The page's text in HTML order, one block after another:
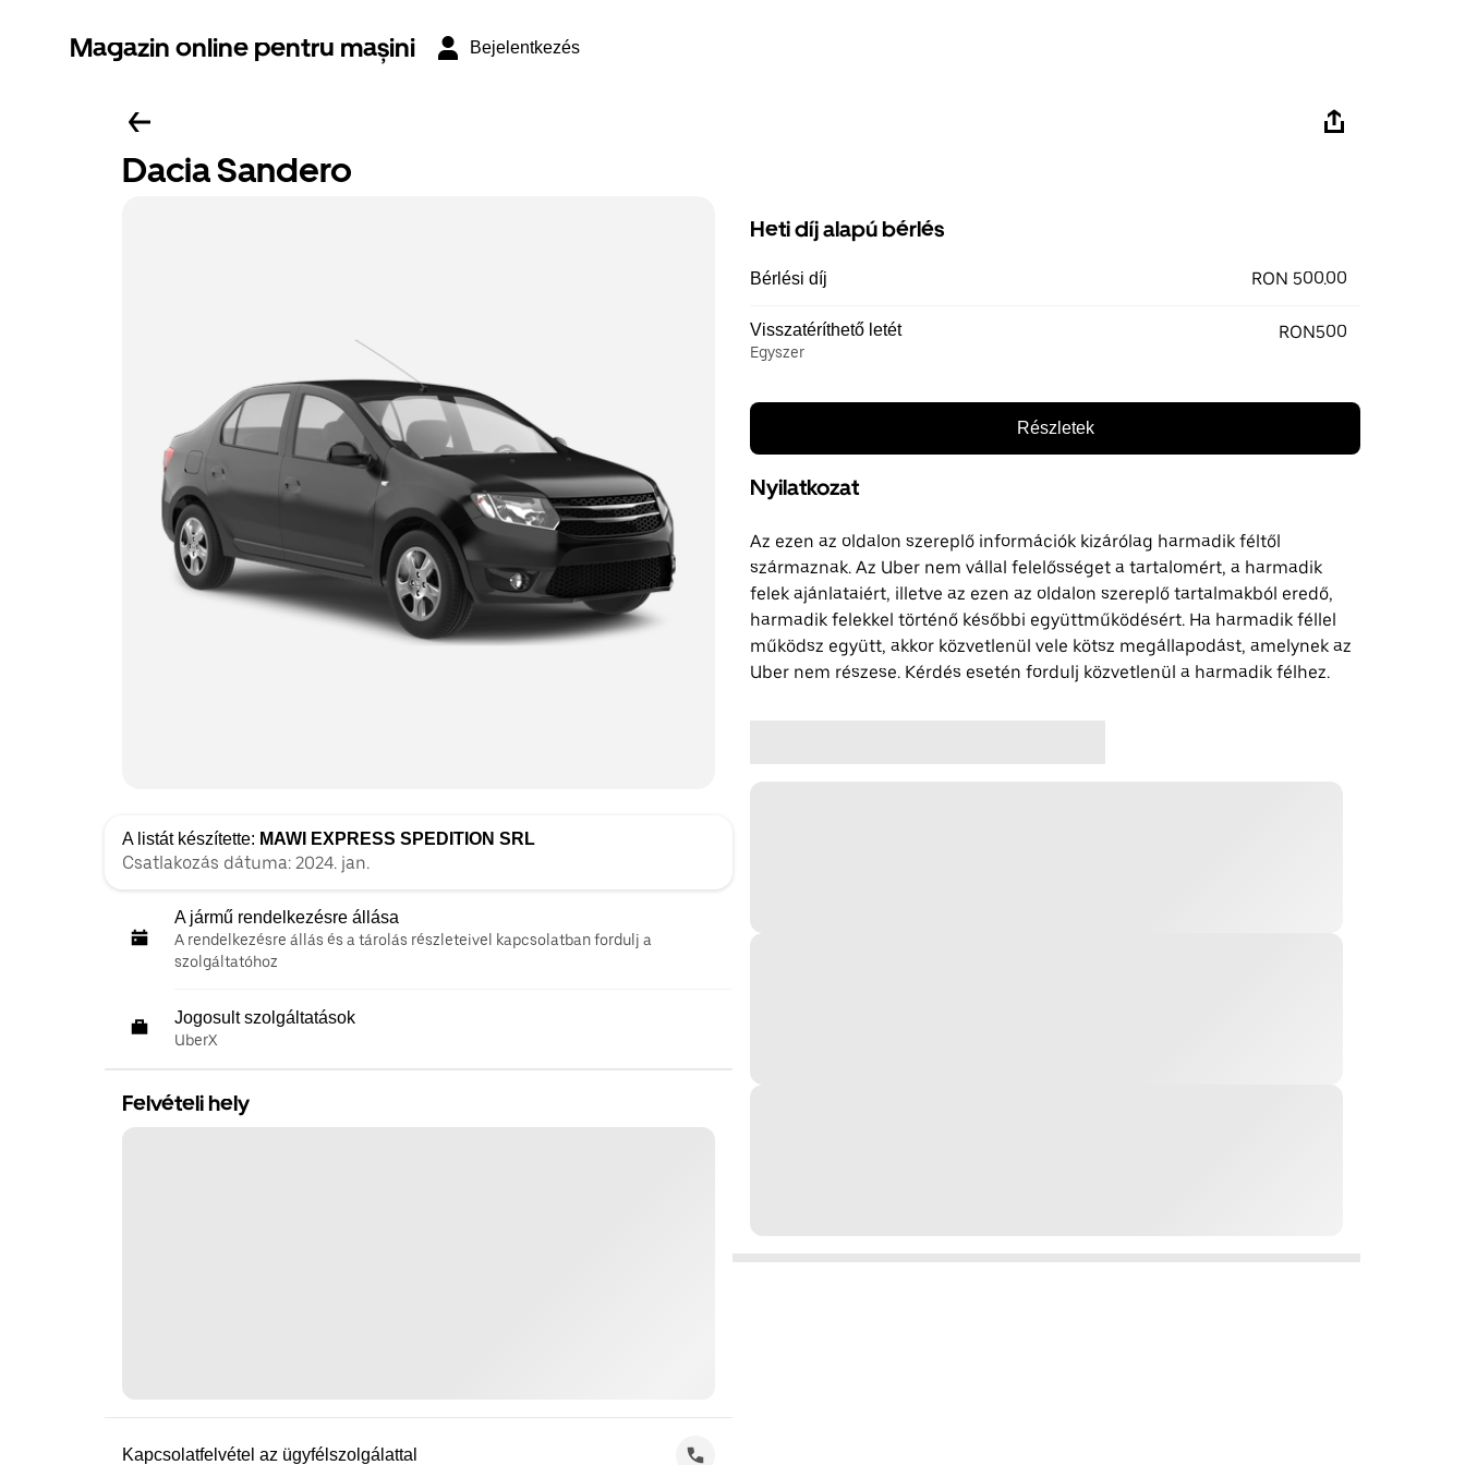
Magazin online pentru mașini Bejelentkezés
Dacia Sandero
A listát készítette: MAWI EXPRESS SPEDITION SRL
Csatlakozás dátuma: 2024. jan.
A jármű rendelkezésre állása
A rendelkezésre állás és a tárolás részleteivel kapcsolatban fordulj a
szolgáltatóhoz
Jogosult szolgáltatások
UberX
Felvételi hely
Kapcsolatfelvétel az ügyfélszolgálattal
Heti díj alapú bérlés
Bérlési díj RON 500.00
Visszatéríthető letét
Egyszer
RON500
Részletek
Nyilatkozat
Az ezen az oldalon szereplő információk kizárólag harmadik féltől
származnak. Az Uber nem vállal felelősséget a tartalomért, a harmadik
felek ajánlataiért, illetve az ezen az oldalon szereplő tartalmakból eredő,
harmadik felekkel történő későbbi együttműködésért. Ha harmadik féllel
működsz együtt, akkor közvetlenül vele kötsz megállapodást, amelynek az
Uber nem részese. Kérdés esetén fordulj közvetlenül a harmadik félhez.